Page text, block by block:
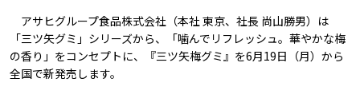
アサヒグループ食品株式会社（本社 東京、社長 尚山勝男）は
「三ツ矢グミ」シリーズから、「噛んでリフレッシュ。華やかな梅
の香り」をコンセプトに、『三ツ矢梅グミ』を6月19日（月）から
全国で新発売します。